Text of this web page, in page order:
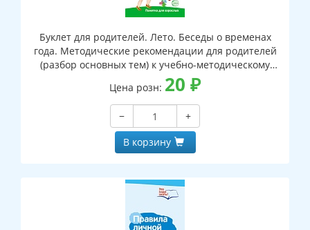
Буклет для родителей. Лето. Беседы о временах
года. Методические рекомендации для родителей
(разбор основных тем) к учебно-методическому
пособию "Лето. Беседы о временах года"
Цена розн: 20 ₽
−
+
В корзину